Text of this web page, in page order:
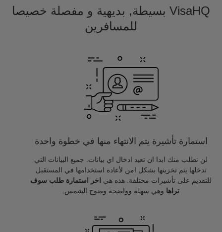
VisaHQ بسيطة, بديهية و مفصلة خصيصا
للمسافرين
استمارة تأشيرة يتم الانتهاء منها في خطوة واحدة
لن نطلب منك ابدا ان تعيد ادخال اي بيانات. جميع البيانات التي
تدخلها يتم تخزينها بشكل امن لأعاده استخدامها في المستقبل
للتقديم على تأشيرات مختلفة. هذه هي
اخر استمارة طلب سوف
تراها وهي سهلة وواضحة وضوح الشمس.